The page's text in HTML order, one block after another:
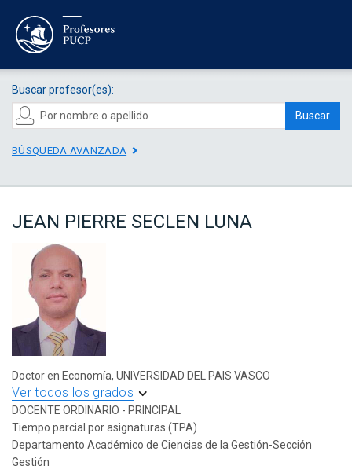
Buscar profesor(es):
Buscar
BÚSQUEDA AVANZADA
JEAN PIERRE SECLEN LUNA
Doctor en Economía, UNIVERSIDAD DEL PAIS VASCO
Ver todos los grados
DOCENTE ORDINARIO - PRINCIPAL
Tiempo parcial por asignaturas (TPA)
Departamento Académico de Ciencias de la Gestión-Sección
Gestión